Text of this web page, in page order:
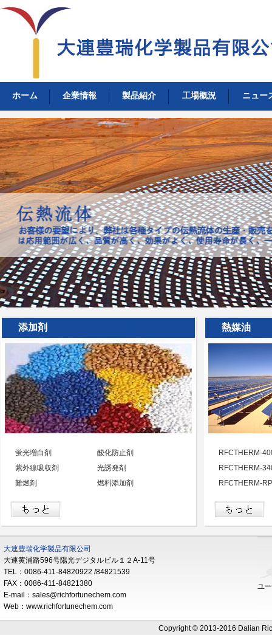
ホーム 企業情報 製品紹介 工場概況 ニュー
添加剤
蛍光増白剤
酸化防止剤
紫外線吸収剤
光誘発剤
難燃剤
燃料添加剤
熱媒油
RFCTHERM-
RFCTHERM-
RFCTHERM-RP
大連豊瑞化学製品有限公司
大連黄浦路596号陽光デジタルビル１２A-11号
TEL：0086-411-84820922 /84821539
FAX：0086-411-84821380
E-mail：sales@richfortunechem.com
Web：www.richfortunechem.com
ユ
Copyright © 2013-2016 Dalian